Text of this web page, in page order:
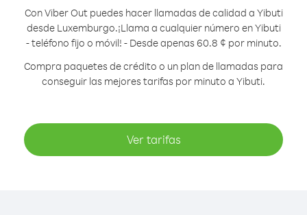
Con Viber Out puedes hacer llamadas de calidad a Yibuti
desde Luxemburgo.¡Llama a cualquier número en Yibuti
- teléfono fijo o móvil! - Desde apenas 60.8 ¢ por minuto.
Compra paquetes de crédito o un plan de llamadas para
conseguir las mejores tarifas por minuto a Yibuti.
Ver tarifas